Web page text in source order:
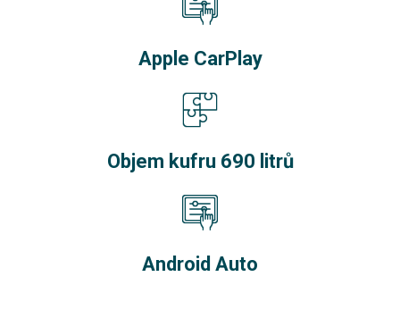
Apple CarPlay
Objem kufru 690 litrů
Android Auto